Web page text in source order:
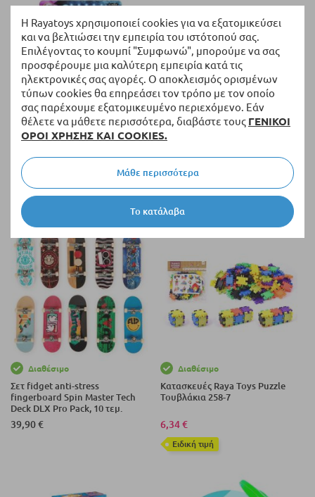
Η Rayatoys χρησιμοποιεί cookies για να εξατομικεύσει
και να βελτιώσει την εμπειρία του ιστότοπού σας.
Επιλέγοντας το κουμπί "Συμφωνώ", μπορούμε να σας
προσφέρουμε μια καλύτερη εμπειρία κατά τις
ηλεκτρονικές σας αγορές. Ο αποκλεισμός ορισμένων
τύπων cookies θα επηρεάσει τον τρόπο με τον οποίο
σας παρέχουμε εξατομικευμένο περιεχόμενο. Εάν
θέλετε να μάθετε περισσότερα, διαβάστε τους ΓΕΝΙΚΟΙ
ΟΡΟΙ ΧΡΗΣΗΣ ΚΑΙ COOKIES.
Το κατάλαβα
Μάθε περισσότερα
Διαθέσιμο
Φωτεινά μπαλάκια Anti-Stress
Raya Toys 3 τεμαχίων.
2,33 €
Σετ παιχνιδιού 4 σε 1 Spin
Master Orbeez Activity Orb
25,90 €
Διαθέσιμο
Σετ fidget anti-stress
fingerboard Spin Master Tech
Deck DLX Pro Pack, 10 τεμ.
39,90 €
Διαθέσιμο
Κατασκευές Raya Toys Puzzle
Τουβλάκια 258-7
6,34 €
Eιδική τιμή